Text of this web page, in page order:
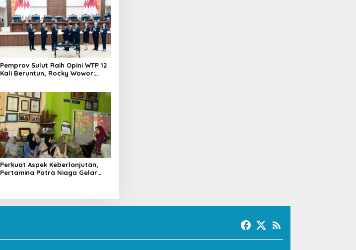
Pemprov Sulut Raih Opini WTP 12
Kali Beruntun, Rocky Wowor:
Perkuat Aspek Keberlanjutan,
Pertamina Patra Niaga Gelar